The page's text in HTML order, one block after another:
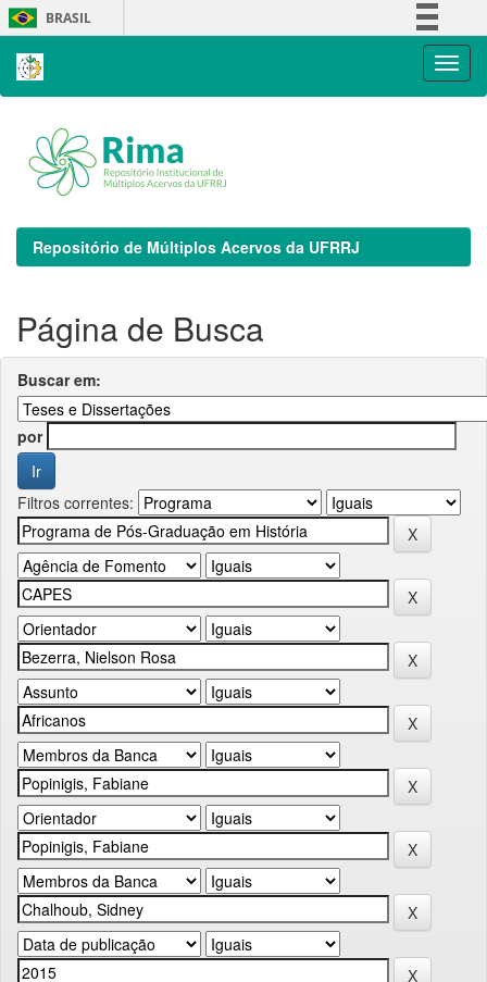
Skip
navigation
BRASIL
Repositório de Múltiplos Acervos da UFRRJ
Página de Busca
Buscar em:
por
Filtros correntes: